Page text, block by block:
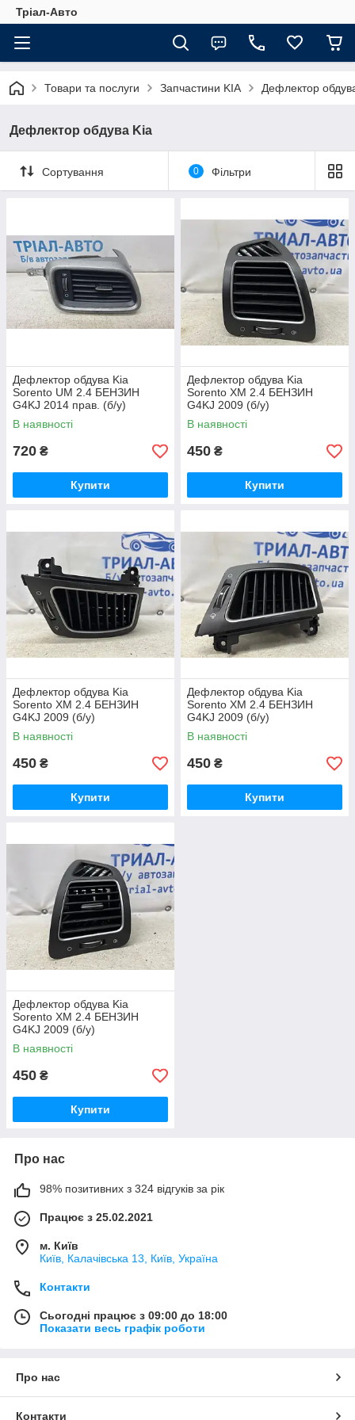
Тріал-Авто
Товари та послуги Запчастини KIA Дефлектор
Дефлектор обдува Kia
Сортування 0 Фільтри
Дефлектор обдува Kia
Sorento UM 2.4 БЕНЗИН
G4KJ 2014 прав. (б/у)
В наявності
720 ₴
Купити
Дефлектор обдува Kia
Sorento XM 2.4 БЕНЗИН
G4KJ 2009 (б/у)
В наявності
450 ₴
Купити
Дефлектор обдува Kia
Sorento XM 2.4 БЕНЗИН
G4KJ 2009 (б/у)
В наявності
450 ₴
Купити
Дефлектор обдува Kia
Sorento XM 2.4 БЕНЗИН
G4KJ 2009 (б/у)
В наявності
450 ₴
Купити
Дефлектор обдува Kia
Sorento XM 2.4 БЕНЗИН
G4KJ 2009 (б/у)
В наявності
450 ₴
Купити
Про нас
98% позитивних з 324 відгуків за рік
Працює з 25.02.2021
м. Київ
Київ, Калачівська 13, Київ, Україна
Контакти
Сьогодні працює з 09:00 до 18:00
Показати весь графік роботи
Про нас
Контакти